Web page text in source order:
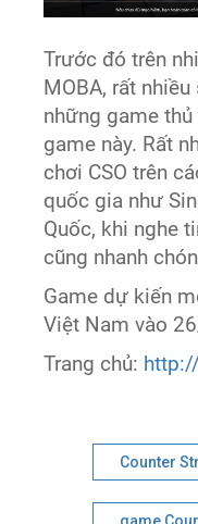
Trước đó trên
MOBA, rất
những game
game này. Rất
chơi CSO trên
quốc gia như
Quốc, khi nghe
cũng nhanh
Game dự kiến
Việt Nam vào
Trang chủ:
Counter